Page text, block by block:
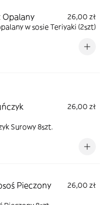
Opalany
26,00 zł
w sosie Teriyaki (2szt)
26,00 zł
Surowy 8szt.
Pieczony
26,00 zł